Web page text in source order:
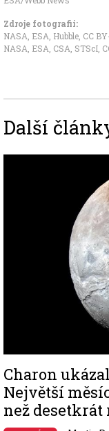
Zdroje fotografii:
NASA, ESA, Hubble CC
NASA, ESA, CSA, STScI
Další
Charon
Největší
než